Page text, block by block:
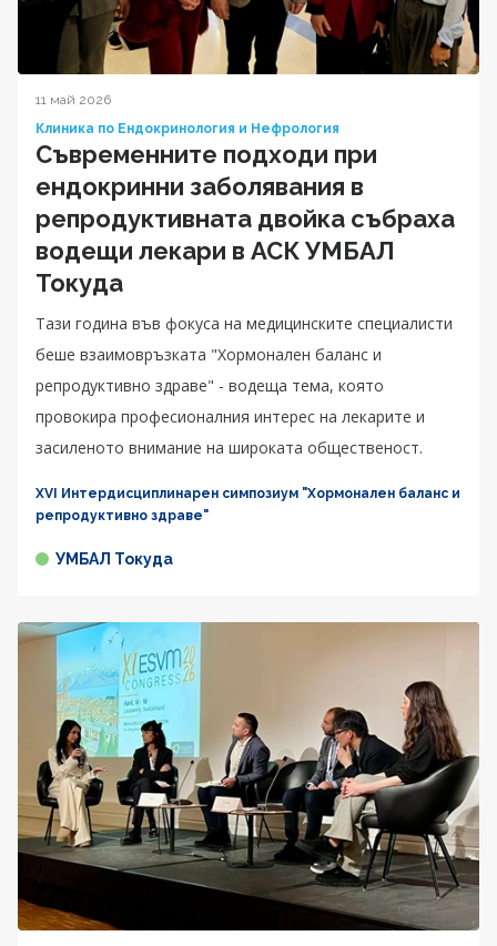
11 май 2026
Клиника по Ендокринология и Нефрология
Съвременните подходи при
ендокринни заболявания в
репродуктивната двойка събраха
водещи лекари в АСК УМБАЛ
Токуда
Тази година във фокуса на медицинските специалисти
беше взаимовръзката "Хормонален баланс и
репродуктивно здраве" - водеща тема, която
провокира професионалния интерес на лекарите и
засиленото внимание на широката общественост.
XVI Интердисциплинарен симпозиум "Хормонален баланс и
репродуктивно здраве"
УМБАЛ Токуда